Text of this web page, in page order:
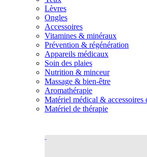
Lèvres
Ongles
Accessoires
Vitamines & minéraux
Prévention & régénération
Appareils médicaux
Soin des plaies
Nutrition & minceur
Massage & bien-être
Aromathérapie
Matériel médical & accessoires
Matériel de thérapie